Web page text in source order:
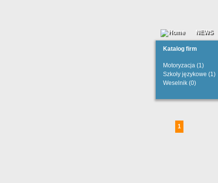
NEWS
Katalog firm
Motoryzacja (1)
Szkoły językowe (1)
Weselnik (0)
1